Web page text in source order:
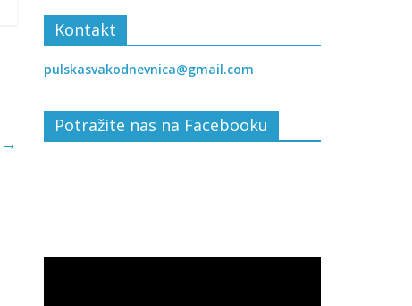
→
Kontakt
pulskasvakodnevnica@gmail.com
Potražite nas na Facebooku